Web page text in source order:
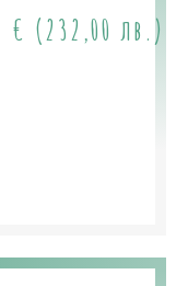
€ (232,00 лв.)